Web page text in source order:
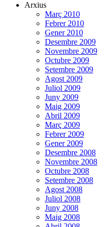
Arxius
Març 2010
Febrer 2010
Gener 2010
Desembre 2009
Novembre 2009
Octubre 2009
Setembre 2009
Agost 2009
Juliol 2009
Juny 2009
Maig 2009
Abril 2009
Març 2009
Febrer 2009
Gener 2009
Desembre 2008
Novembre 2008
Octubre 2008
Setembre 2008
Agost 2008
Juliol 2008
Juny 2008
Maig 2008